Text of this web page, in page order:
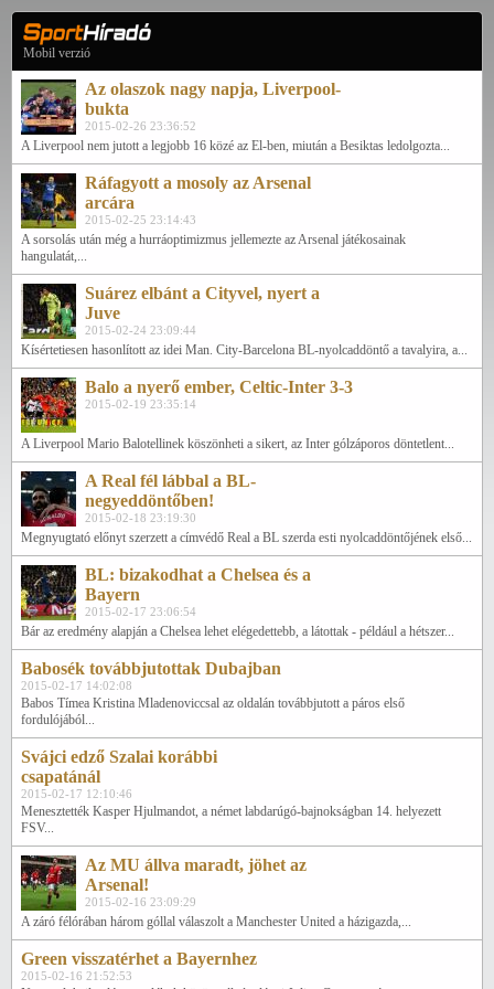
Mobil verzió
Az olaszok nagy napja, Liverpool-
bukta
2015-02-26 23:36:52
A Liverpool nem jutott a legjobb 16 közé az El-ben, miután a Besiktas ledolgozta...
Ráfagyott a mosoly az Arsenal
arcára
2015-02-25 23:14:43
A sorsolás után még a hurráoptimizmus jellemezte az Arsenal játékosainak
hangulatát,...
Suárez elbánt a Cityvel, nyert a
Juve
2015-02-24 23:09:44
Kísértetiesen hasonlított az idei Man. City-Barcelona BL-nyolcaddöntő a tavalyira, a...
Balo a nyerő ember, Celtic-Inter 3-3
2015-02-19 23:35:14
A Liverpool Mario Balotellinek köszönheti a sikert, az Inter gólzáporos döntetlent...
A Real fél lábbal a BL-
negyeddöntőben!
2015-02-18 23:19:30
Megnyugtató előnyt szerzett a címvédő Real a BL szerda esti nyolcaddöntőjének első...
BL: bizakodhat a Chelsea és a
Bayern
2015-02-17 23:06:54
Bár az eredmény alapján a Chelsea lehet elégedettebb, a látottak - például a hétszer...
Babosék továbbjutottak Dubajban
2015-02-17 14:02:08
Babos Tímea Kristina Mladenoviccsal az oldalán továbbjutott a páros első
fordulójából...
Svájci edző Szalai korábbi
csapatánál
2015-02-17 12:10:46
Menesztették Kasper Hjulmandot, a német labdarúgó-bajnokságban 14. helyezett
FSV...
Az MU állva maradt, jöhet az
Arsenal!
2015-02-16 23:09:29
A záró félórában három góllal válaszolt a Manchester United a házigazda,...
Green visszatérhet a Bayernhez
2015-02-16 21:52:53